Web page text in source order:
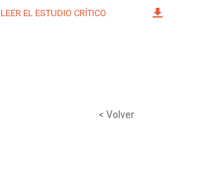
LEER EL ESTUDIO CRÍTICO
< Volver